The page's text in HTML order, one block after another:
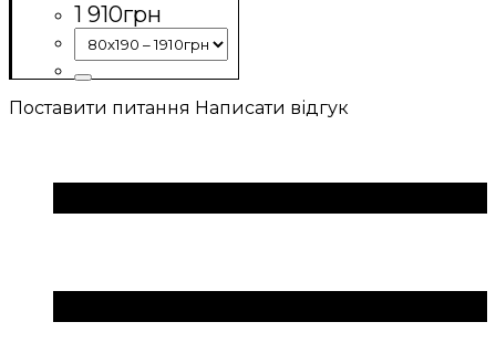
1 910грн
Поставити питання Написати відгук